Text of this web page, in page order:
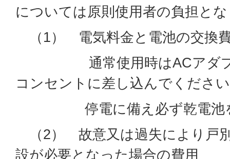
については原則使用者の負担と
（1） 電気料金と電池の交換
通常使用時はACアダプタ
コンセントに差し込んでくださ
停電に備え必ず乾電池を
（2） 故意又は過失により戸
設が必要となった場合の費用